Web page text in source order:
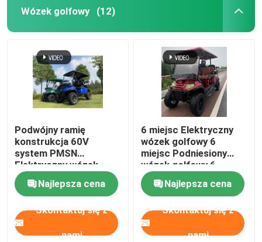
Wózek golfowy (12)
Podwójny ramię
konstrukcja 60V
system PMSN
Elektryczny wózek
golfowy z światłem
RGB Najlepsza cena
Skontaktuj się z
nami
6 miejsc Elektryczny
wózek golfowy 6
miejsc Podniesiony
wózek golfowy 6
miejsc Elektryczny
wózek golfowy
Najlepsza cena
Skontaktuj się z
nami